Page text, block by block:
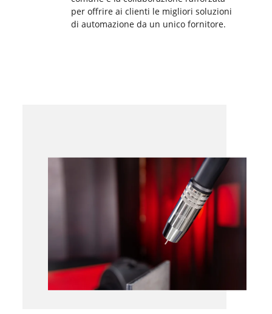
per offrire ai clienti le migliori soluzioni
di automazione da un unico fornitore.